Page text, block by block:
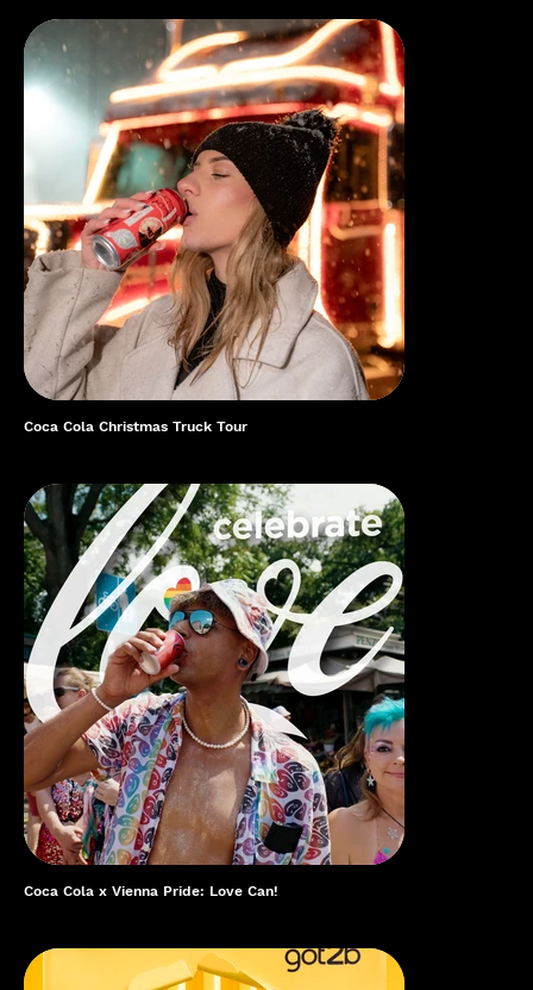
Coca Cola Christmas Truck Tour
Coca Cola x Vienna Pride: Love Can!